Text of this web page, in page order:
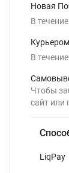
Новая
В течение
В течение
Чтобы
сайт или
LiqPay